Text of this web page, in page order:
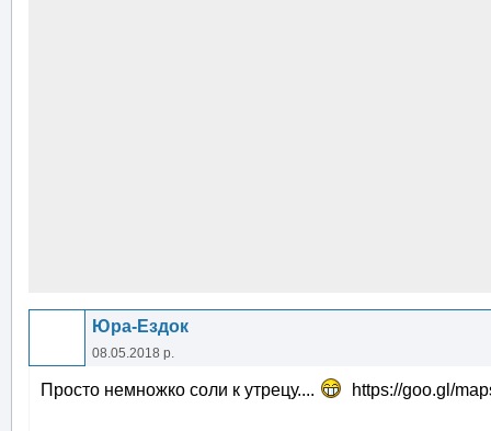
Юра-Ездок
08.05.2018 р.
Просто немножко соли к утрецу.... https://goo.gl/